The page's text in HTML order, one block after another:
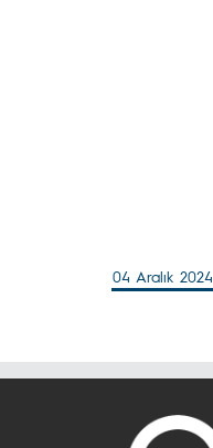
04 Aralık 2024